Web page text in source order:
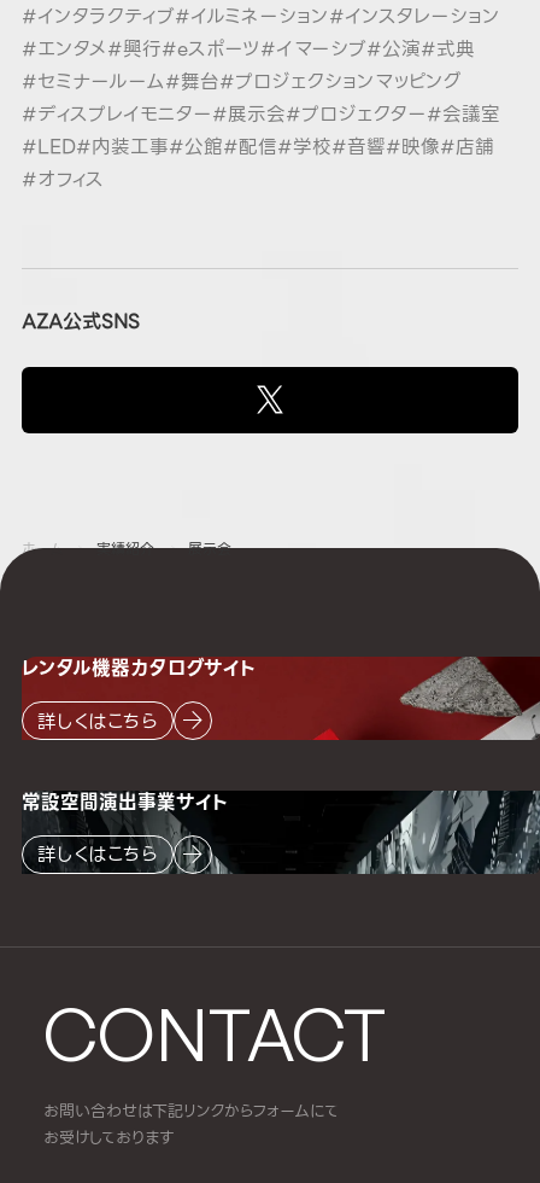
ホーム 実績紹介 展示会
#インタラクティブ#イルミネーション#インスタレーション
#エンタメ#興行#eスポーツ#イマーシブ#公演#式典
#セミナールーム#舞台#プロジェクションマッピング
#ディスプレイモニター#展示会#プロジェクター#会議室
#LED#内装工事#公館#配信#学校#音響#映像#店舗
#オフィス
AZA公式SNS
CONTACT
お問い合わせは下記リンクからフォームにて
お受けしております
レンタル機器カタログサイト
詳しくはこちら
常設空間演出事業サイト
詳しくはこちら